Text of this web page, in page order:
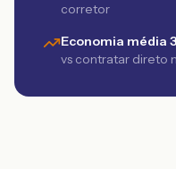
corretor
Economia média
vs contratar direto